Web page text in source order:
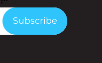
Subscribe